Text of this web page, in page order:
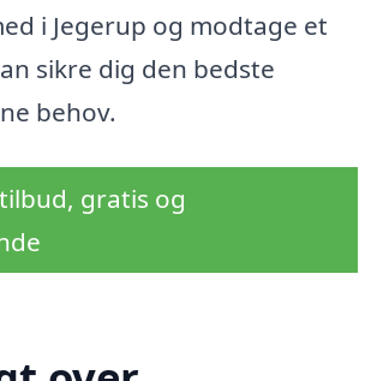
i Jegerup og modtage et
sikre dig den bedste
behov.
gratis og